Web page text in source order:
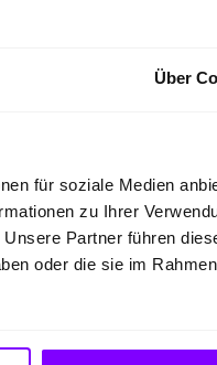
Über
für soziale Medien
zu Ihrer
Partner führen
oder die sie im
Buchen Sie Ihren
zum